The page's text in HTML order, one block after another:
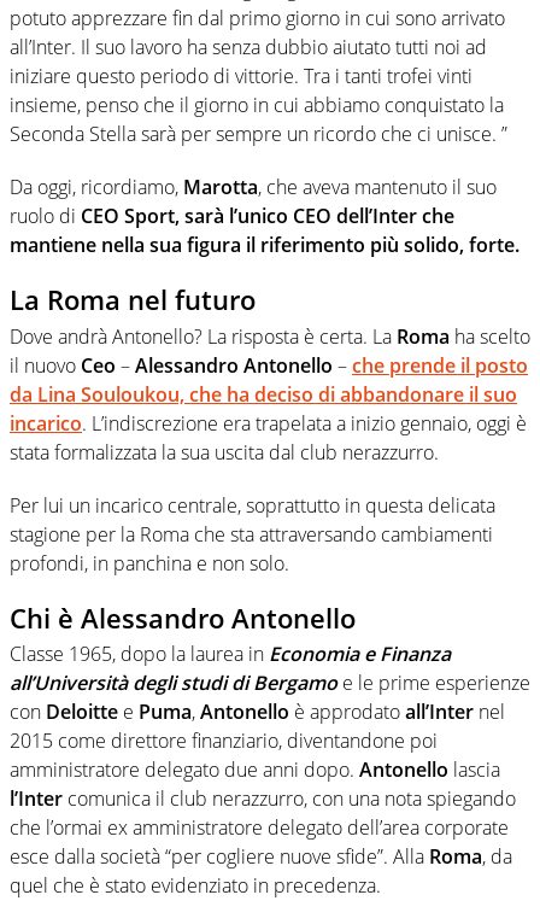
potuto apprezzare fin dal primo giorno in cui sono arrivato
all’Inter. Il suo lavoro ha senza dubbio aiutato tutti noi ad
iniziare questo periodo di vittorie. Tra i tanti trofei vinti
insieme, penso che il giorno in cui abbiamo conquistato la
Seconda Stella sarà per sempre un ricordo che ci unisce. ”
Da oggi, ricordiamo, Marotta, che aveva mantenuto il suo
ruolo di CEO Sport, sarà l’unico CEO dell’Inter che
mantiene nella sua figura il riferimento più solido, forte.
La Roma nel futuro
Dove andrà Antonello? La risposta è certa. La Roma ha scelto
il nuovo Ceo –Alessandro Antonello –che prende il posto
da Lina Souloukou,che ha deciso di abbandonare il suo
incarico. L’indiscrezione era trapelata a inizio gennaio, oggi è
stata formalizzata la sua uscita dal club nerazzurro.
Per lui un incarico centrale, soprattutto in questa delicata
stagione per la Roma che sta attraversando cambiamenti
profondi, in panchina e non solo.
Chi è Alessandro Antonello
Classe 1965, dopo la laurea in Economia e Finanza
all’Università degli studi di Bergamoe le prime esperienze
con Deloitte e Puma,Antonello è approdatoall’Inter nel
2015 come direttore finanziario, diventandone poi
amministratore delegato due anni dopo. Antonello lascia
l’Inter comunica il club nerazzurro, con una nota spiegando
che l’ormai ex amministratore delegato dell’area corporate
esce dalla società “per cogliere nuove sfide”. Alla Roma, da
quel che è stato evidenziato in precedenza.